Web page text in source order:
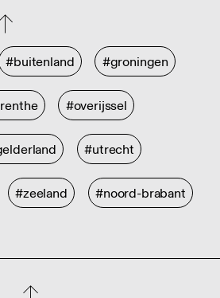
#buitenland #groningen
#overijssel
#utrecht
#zeeland #noord-brabant